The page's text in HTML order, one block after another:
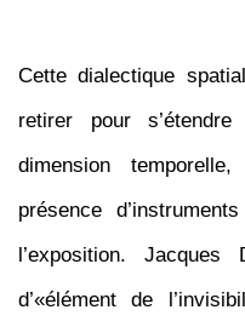
Cette dialectique
retirer pour
dimension
présence
l’exposition.
d’«élément de